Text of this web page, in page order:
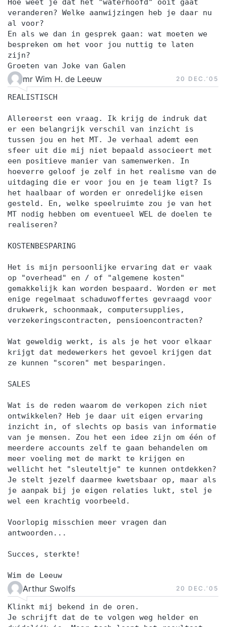
Hoe weet je dat het "waterhoofd" ooit gaat
veranderen? Welke aanwijzingen heb je daar nu
al voor?
En als we dan in gesprek gaan: wat moeten we
bespreken om het voor jou nuttig te laten
zijn?
Groeten van Joke van Galen
mr Wim H. de Leeuw 20 DEC.‘05
REALISTISCH
Allereerst een vraag. Ik krijg de indruk dat
er een belangrijk verschil van inzicht is
tussen jou en het MT. Je verhaal ademt een
sfeer uit die mij niet bepaald associeert met
een positieve manier van samenwerken. In
hoeverre geloof je zelf in het realisme van de
uitdaging die er voor jou en je team ligt? Is
het haalbaar of worden er onredelijke eisen
gesteld. En, welke speelruimte zou je van het
MT nodig hebben om eventueel WEL de doelen te
realiseren?
KOSTENBESPARING
Het is mijn persoonlijke ervaring dat er vaak
op "overhead" en / of "algemene kosten"
gemakkelijk kan worden bespaard. Worden er met
enige regelmaat schaduwoffertes gevraagd voor
drukwerk, schoonmaak, computersupplies,
verzekeringscontracten, pensioencontracten?
Wat geweldig werkt, is als je het voor elkaar
krijgt dat medewerkers het gevoel krijgen dat
ze kunnen "scoren" met besparingen.
SALES
Wat is de reden waarom de verkopen zich niet
ontwikkelen? Heb je daar uit eigen ervaring
inzicht in, of slechts op basis van informatie
van je mensen. Zou het een idee zijn om één of
meerdere accounts zelf te gaan behandelen om
meer voeling met de markt te krijgen en
wellicht het "sleuteltje" te kunnen ontdekken?
Je stelt jezelf daarmee kwetsbaar op, maar als
je aanpak bij je eigen relaties lukt, stel je
wel een krachtig voorbeeld.
Voorlopig misschien meer vragen dan
antwoorden...
Succes, sterkte!
Wim de Leeuw
Arthur Swolfs 20 DEC.‘05
Klinkt mij bekend in de oren.
Je schrijft dat de te volgen weg helder en